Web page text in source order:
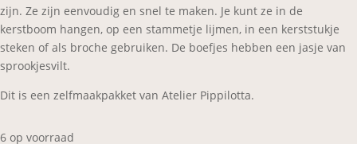
zijn. Ze zijn eenvoudig en snel te maken. Je kunt ze in de
kerstboom hangen, op een stammetje lijmen, in een kerststukje
steken of als broche gebruiken. De boefjes hebben een jasje van
sprookjesvilt.
Dit is een zelfmaakpakket van Atelier Pippilotta.
6 op voorraad